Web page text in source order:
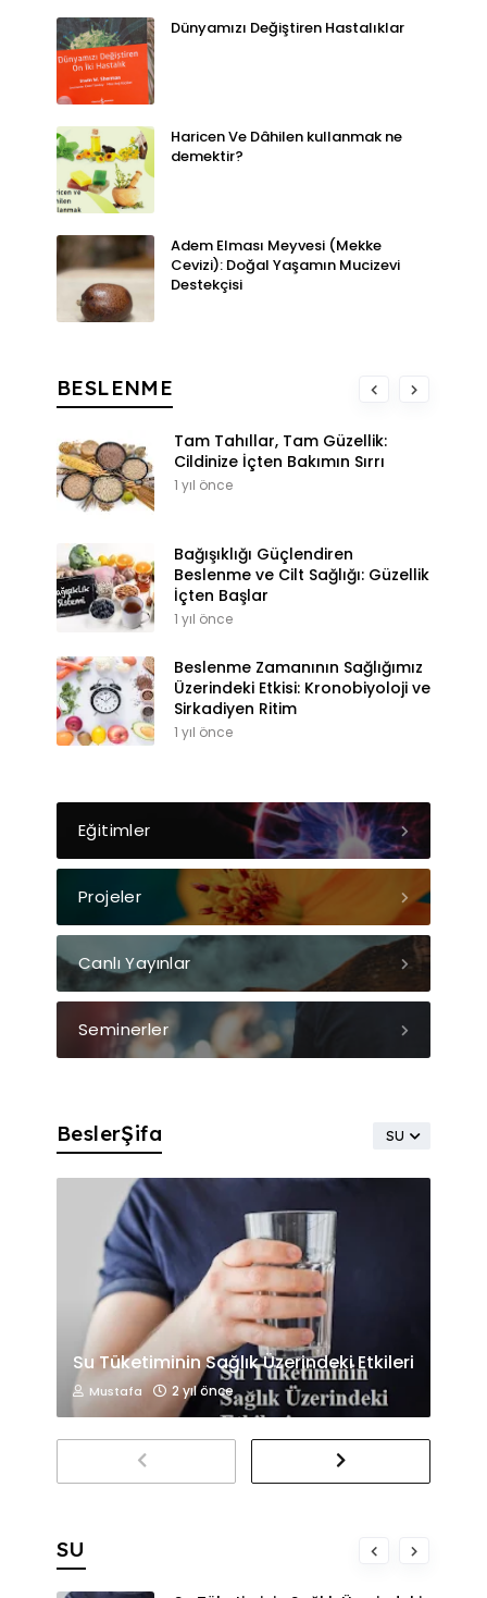
Dünyamızı Değiştiren Hastalıklar
Haricen Ve Dâhilen kullanmak ne
demektir?
Adem Elması Meyvesi (Mekke
Cevizi): Doğal Yaşamın Mucizevi
Destekçisi
BESLENME
Tam Tahıllar, Tam Güzellik:
Cildinize İçten Bakımın Sırrı
1 yıl önce
Bağışıklığı Güçlendiren
Beslenme ve Cilt Sağlığı: Güzellik
İçten Başlar
1 yıl önce
Beslenme Zamanının Sağlığımız
Üzerindeki Etkisi: Kronobiyoloji ve
Sirkadiyen Ritim
1 yıl önce
Eğitimler
Projeler
Canlı Yayınlar
Seminerler
SU
BeslerŞifa
Su Tüketiminin Sağlık Üzerindeki Etkileri
Mustafa 2 yıl önce
SU